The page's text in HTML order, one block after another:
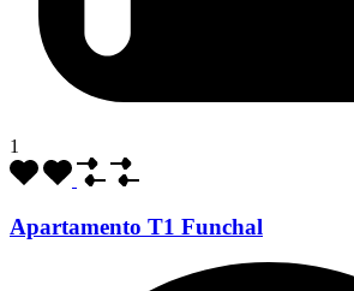
1
Apartamento T1 Funchal